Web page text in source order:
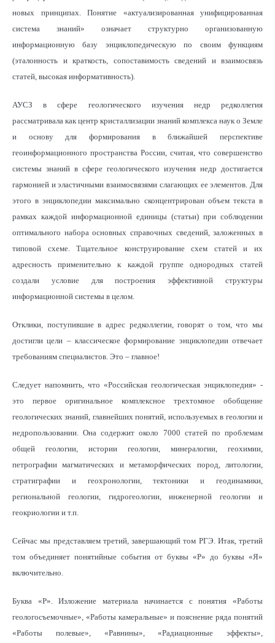
новых принципах. Понятие «актуализированная унифицированная
система знаний» означает структурно организованную
информационную базу энциклопедическую по своим функциям
(эталонность и краткость, сопоставимость сведений и взаимосвязь
статей, высокая информативность).
АУСЗ в сфере геологического изучения недр редколлегия
рассматривала как центр кристаллизации знаний комплекса наук о Земле
и основу для формирования в ближайшей перспективе
геоинформационного пространства России, считая, что совершенство
системы знаний в сфере геологического изучения недр достигается
гармонией и эластичными взаимосвязями слагающих ее элементов. Для
этого в энциклопедии максимально сконцентрирован объем текста в
рамках каждой информационной единицы (статьи) при соблюдении
оптимального набора основных справочных сведений, заложенных в
типовой схеме. Тщательное конструирование схем статей и их
адресность применительно к каждой группе однородных статей
создали условие для построения эффективной структуры
информационной системы в целом.
Отклики, поступившие в адрес редколлегии, говорят о том, что мы
достигли цели – классическое формирование энциклопедии отвечает
требованиям специалистов. Это – главное!
Следует напомнить, что «Российская геологическая энциклопедия» -
это первое оригинальное комплексное трехтомное обобщение
геологических знаний, главнейших понятий, используемых в геологии и
недропользовании. Она содержит около 7000 статей по проблемам
общей геологии, истории геологии, минералогии, геохимии,
петрографии магматических и метаморфических пород, литологии,
стратиграфии и геохронологии, тектоники и геодинамики,
региональной геологии, гидрогеологии, инженерной геологии и
геокриологии и т.п.
Сейчас мы представляем третий, завершающий том РГЭ. Итак, третий
том объединяет понятийные события от буквы «Р» до буквы «Я»
включительно.
Буква «Р». Изложение материала начинается с понятия «Работы
геологосъемочные», «Работы камеральные» и пояснение ряда понятий
«Работы полевые», «Равнины», «Радиационные эффекты»,